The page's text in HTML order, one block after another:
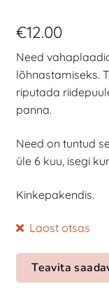
€12.00
Need
lõhnastamiseks.
riputada
panna.
Need on tuntud
üle 6 kuu, isegi
Kinkepakendis.
Laost otsas
Teavita